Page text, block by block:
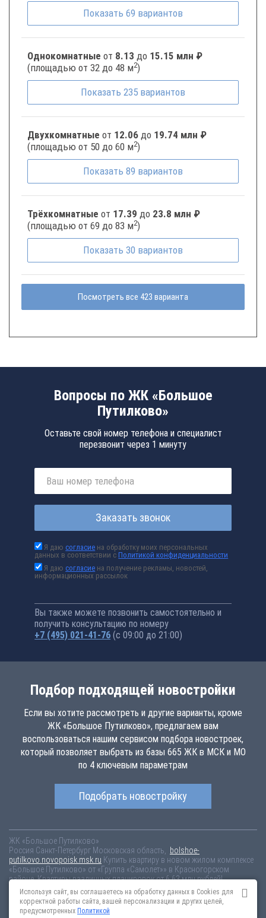
Показать 69 вариантов
Однокомнатные от 8.13 до 15.15 млн ₽
(площадью от 32 до 48 м2)
Показать 235 вариантов
Двухкомнатные от 12.06 до 19.74 млн ₽
(площадью от 50 до 60 м2)
Показать 89 вариантов
Трёхкомнатные от 17.39 до 23.8 млн ₽
(площадью от 69 до 83 м2)
Показать 30 вариантов
Посмотреть все 423 варианта
Вопросы по ЖК «Большое
Путилково»
Оставьте свой номер телефона и специалист
перезвонит через 1 минуту
Заказать звонок
Я даюсогласие на обработку моих персональных
данных в соответствии сПолитикой конфиденциальности
Я даюсогласие на получение рекламы, новостей,
информационных рассылок
Вы также можете позвонить самостоятельно и
получить консультацию по номеру
+7 (495) 021-41-76 (с 09:00 до 21:00)
Подбор подходящей новостройки
Если вы хотите рассмотреть и другие варианты, кроме
ЖК «Большое Путилково», предлагаем вам
воспользоваться нашим сервисом подбора новостроек,
который позволяет выбрать из базы 665 ЖК в МСК и МО
по 4 ключевым параметрам
Подобрать новостройку
ЖК «Большое Путилково»
Россия Санкт-Петербург Московская область,
bolshoe-
putilkovo.novopoisk.msk.ru Купить квартиру в новом жилом комплексе
«Большое Путилково» от «Группа «Самолет»» в Красногорском
районе. Квартиры различных планировок от 6.63 млн рублей!
Новостройки Санкт-ПетербургаНовостройки Москвы
Информация на сайте взята из открытых источников, не является
Используя сайт, вы соглашаетесь на обработку данных в Cookies для
корректной работы сайта, вашей персонализации и других целей,
предусмотренных Политикой